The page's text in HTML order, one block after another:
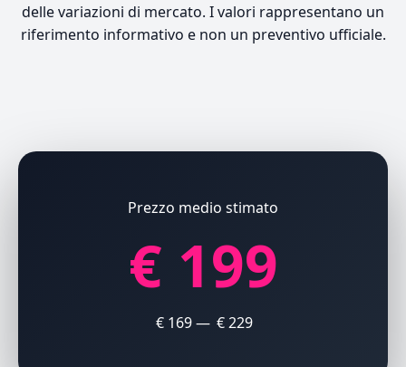
delle variazioni di mercato. I valori rappresentano un
riferimento informativo e non un preventivo ufficiale.
Prezzo medio stimato
€ 199
€ 169 — € 229